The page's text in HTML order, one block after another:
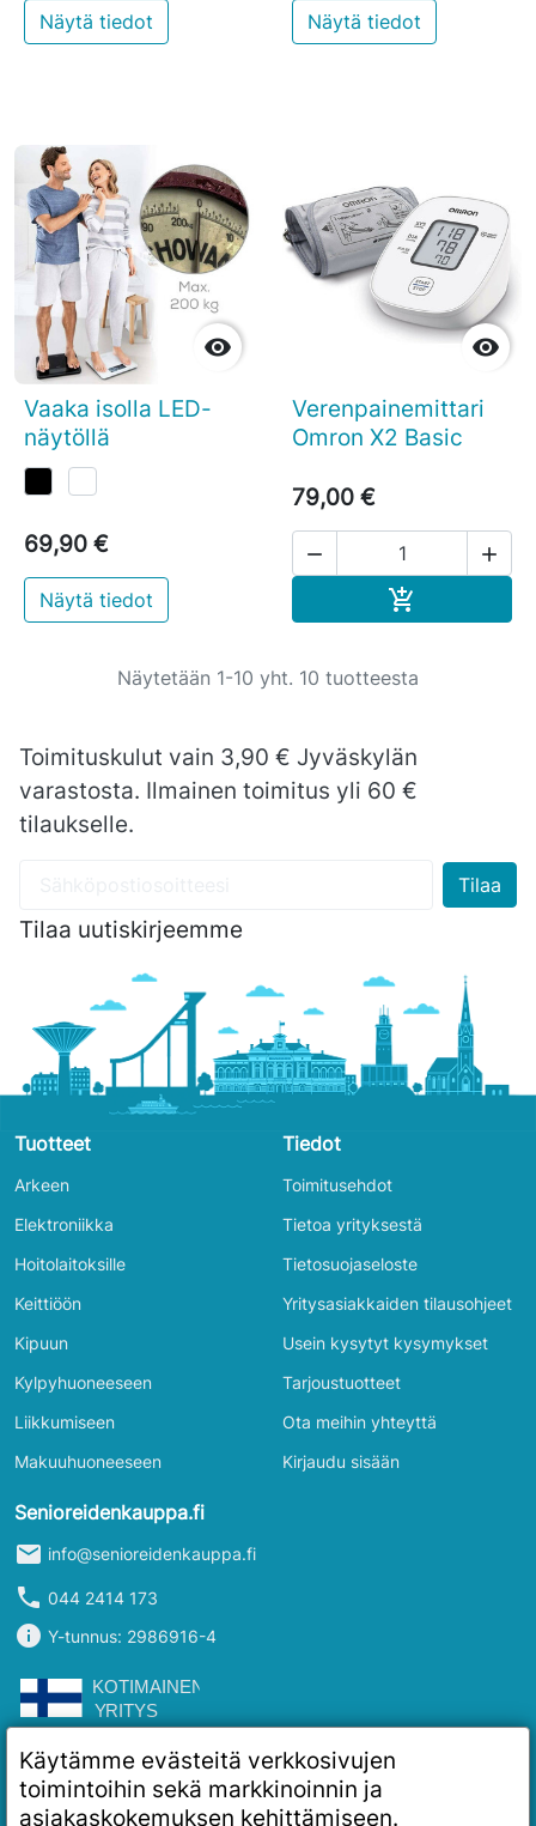
Näytä tiedot Näytä tiedot

Vaaka isolla LED-
näytöllä
69,90 €
Näytä tiedot

Verenpainemittari
Omron X2 Basic
79,00 €
 

Näytetään 1-10 yht. 10 tuotteesta
Toimituskulut vain 3,90 € Jyväskylän
varastosta. Ilmainen toimitus yli 60 €
tilaukselle.
Tilaa uutiskirjeemme
Tuotteet
Arkeen
Elektroniikka
Hoitolaitoksille
Keittiöön
Kipuun
Kylpyhuoneeseen
Liikkumiseen
Makuuhuoneeseen
Tiedot
Toimitusehdot
Tietoa yrityksestä
Tietosuojaseloste
Yritysasiakkaiden tilausohjeet
Usein kysytyt kysymykset
Tarjoustuotteet
Ota meihin yhteyttä
Kirjaudu sisään
Senioreidenkauppa.fi
mail info@senioreidenkauppa.fi
phone 044 2414 173
info Y-tunnus: 2986916-4
Käytämme evästeitä verkkosivujen
toimintoihin sekä markkinoinnin ja
asiakaskokemuksen kehittämiseen.